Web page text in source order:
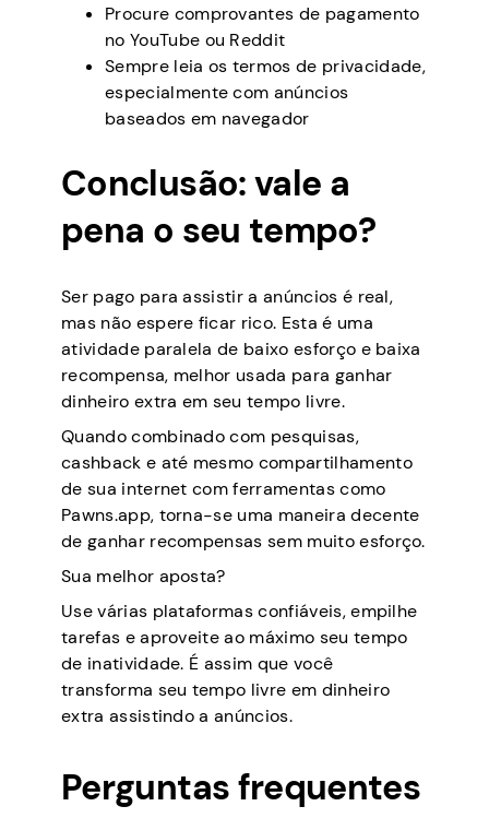
Procure comprovantes de pagamento
no YouTube ou Reddit
Sempre leia os termos de privacidade,
especialmente com anúncios
baseados em navegador
Conclusão: vale a
pena o seu tempo?
Ser pago para assistir a anúncios é real,
mas não espere ficar rico. Esta é uma
atividade paralela de baixo esforço e baixa
recompensa, melhor usada para ganhar
dinheiro extra em seu tempo livre.
Quando combinado com pesquisas,
cashback e até mesmo compartilhamento
de sua internet com ferramentas como
Pawns.app, torna-se uma maneira decente
de ganhar recompensas sem muito esforço.
Sua melhor aposta?
Use várias plataformas confiáveis, empilhe
tarefas e aproveite ao máximo seu tempo
de inatividade. É assim que você
transforma seu tempo livre em dinheiro
extra assistindo a anúncios.
Perguntas frequentes